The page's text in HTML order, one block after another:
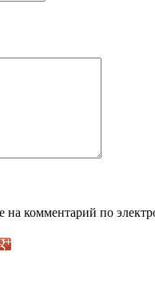
на комментарий по